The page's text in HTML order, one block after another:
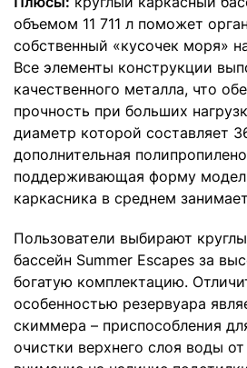
объемом 11 711 л поможет
собственный «кусочек моря»
Все элементы конструкции
качественного металла, что
прочность при больших
диаметр которой составляет
дополнительная
поддерживающая форму
каркасника в среднем
Пользователи выбирают
бассейн Summer Escapes за
богатую комплектацию.
особенностью резервуара
скиммера – приспособления
очистки верхнего слоя воды